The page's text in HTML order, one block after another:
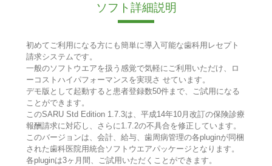
ソフト詳細説明
初めてご利用になる方にも簡単に導入可能な歯科用レセプト
請求システムです。
一般のソフトウエアを扱う感覚で気軽にご利用いただけ、ロ
ーコストハイパフォーマンスを実現さ せています。
デモ版として起動すると患者登録数50件まで、ご試用になる
ことができます。
このSARU Std Edition 1.7.3は、平成14年10月改訂の保険診療
報酬請求に対応し、さらに1.7.2の不具合を修正しています。
このバージョンは、会計、給与、歯周病管理の各pluginが同梱
された歯科医院用統合ソフトウエアパッケージとなります。
各pluginは3ヶ月間、ご試用いただくことができます。